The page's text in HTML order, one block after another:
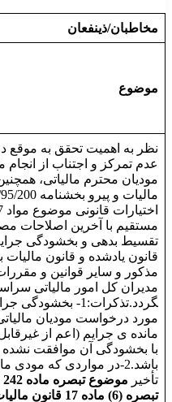
مخاطبان/ذینفعان
موضوع
نظر به اهمیت تحقق به موقع
عدم تمرکز و اجتناب از
مودیان محترم مالیاتی،
تقسیط بدهی و بخشودگی
قانون یادشده و قانون
گردد.تذکرات:1-­
مورد درخواست مودیان
مانده ی جرایم (اعم از
با بخشودگی آن موافقت
باشد.2-در مواردی که
تأخیر
تبصره (6) ماده 17 قانون مالیات بر ارزش افزوده